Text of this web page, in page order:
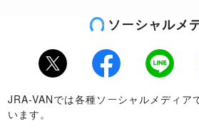
ソーシャルメ
Twitter Facebook LINE
JRA-VANでは各種ソーシャルメディア
います。